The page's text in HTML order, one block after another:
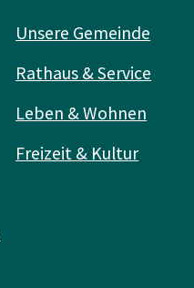
Unsere Gemeinde
Rathaus & Service
Leben & Wohnen
Freizeit & Kultur